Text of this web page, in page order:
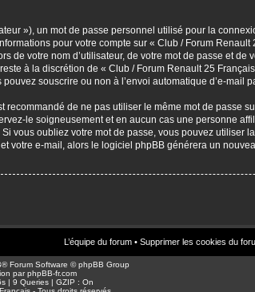
»), un mot de passe personnel utilisé pour la
pour votre compte sur « Club / Forum
votre nom d’utilisateur, de votre mot de passe et de
à la discrétion de « Club / Forum Renault 25
souscrire ou non à l’envoi automatique d’e-mail
de ne pas utiliser le même mot de passe
le soigneusement et en aucun cas une personne
vous oubliez votre mot de passe, vous pouvez utiliser
votre e-mail, alors le logiciel phpBB générera un
L’équipe du forum • Supprimer les cookies du
® Forum Software © phpBB Group
parphpBB-fr.com
| 9 Queries | GZIP : On